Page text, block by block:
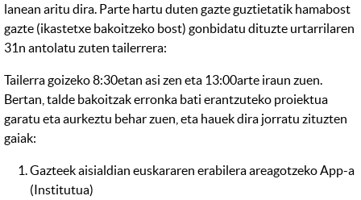
lanean aritu dira. Parte hartu duten gazte guztietatik hamabost
gazte (ikastetxe bakoitzeko bost) gonbidatu dituzte urtarrilaren
31n antolatu zuten tailerrera:
Tailerra goizeko 8:30etan asi zen eta 13:00arte iraun zuen.
Bertan, talde bakoitzak erronka bati erantzuteko proiektua
garatu eta aurkeztu behar zuen, eta hauek dira jorratu zituzten
gaiak:
Gazteek aisialdian euskararen erabilera areagotzeko App-a
(Institutua)